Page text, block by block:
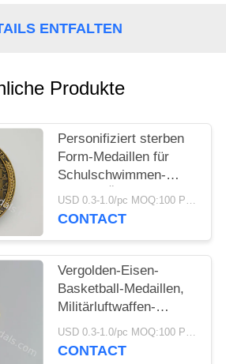
ENTFALTEN
Produkte
Personifiziert sterben
Form-Medaillen für
Schulschwimmen-
Antiken-Überzug
USD 0.3-1.0/pc MOQ:100 PC pro Entwurf
CONTACT
Vergolden-Eisen-
Basketball-Medaillen,
Militärluftwaffen-
Medaillen-Messing
gestempelt
USD 0.3-1.0/pc MOQ:100 PC pro Entwurf
CONTACT